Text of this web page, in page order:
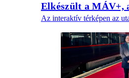
Elkészült a MÁV+,
Az interaktív térképen az